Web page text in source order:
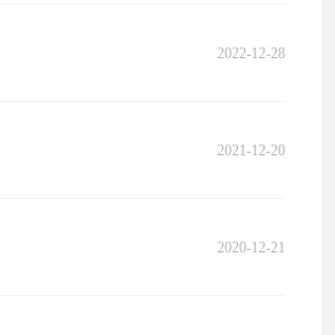
2022-12-28
2021-12-20
2020-12-21